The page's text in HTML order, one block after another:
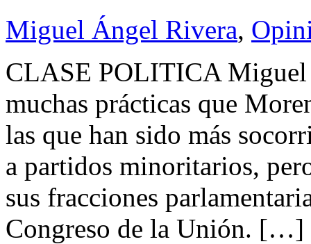
Miguel Ángel Rivera,
CLASE POLITICA
muchas prácticas que
las que han sido más
a partidos minoritarios,
sus fracciones
Congreso de la Unión. […]